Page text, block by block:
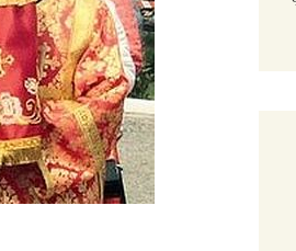
Святитель Николай Сербский